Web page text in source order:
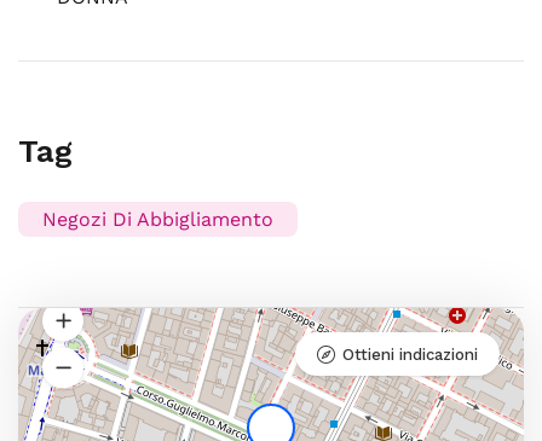
Tag
Negozi Di Abbigliamento
Ottieni indicazioni